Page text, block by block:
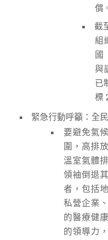
償
截
組
國
與
已
標
緊急行動呼籲：全
要避免氣
圍，高排
溫室氣體
領袖倒退
者，包括
私營企業
的醫療健
的領導力